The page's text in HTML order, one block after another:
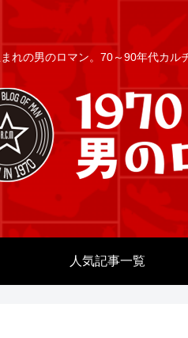
れの男のロマン。70～90年代カル
人気記事一覧